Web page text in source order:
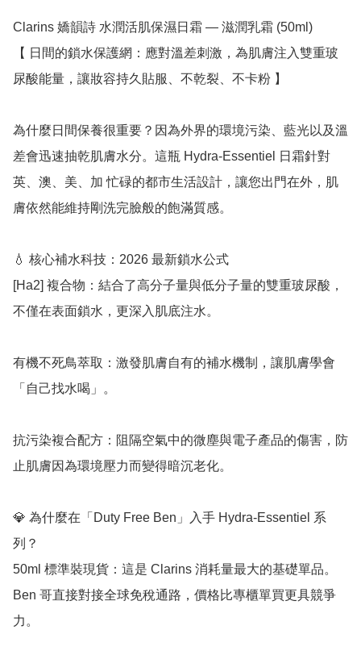
Clarins 嬌韻詩 水潤活肌保濕日霜 — 滋潤乳霜 (50ml)
【 日間的鎖水保護網：應對溫差刺激，為肌膚注入雙重玻
尿酸能量，讓妝容持久貼服、不乾裂、不卡粉 】
為什麼日間保養很重要？因為外界的環境污染、藍光以及溫
差會迅速抽乾肌膚水分。這瓶 Hydra-Essentiel 日霜針對
英、澳、美、加 忙碌的都市生活設計，讓您出門在外，肌
膚依然能維持剛洗完臉般的飽滿質感。
💧 核心補水科技：2026 最新鎖水公式
[Ha2] 複合物：結合了高分子量與低分子量的雙重玻尿酸，
不僅在表面鎖水，更深入肌底注水。
有機不死鳥萃取：激發肌膚自有的補水機制，讓肌膚學會
「自己找水喝」。
抗污染複合配方：阻隔空氣中的微塵與電子產品的傷害，防
止肌膚因為環境壓力而變得暗沉老化。
💎 為什麼在「Duty Free Ben」入手 Hydra-Essentiel 系
列？
50ml 標準裝現貨：這是 Clarins 消耗量最大的基礎單品。
Ben 哥直接對接全球免稅通路，價格比專櫃單買更具競爭
力。